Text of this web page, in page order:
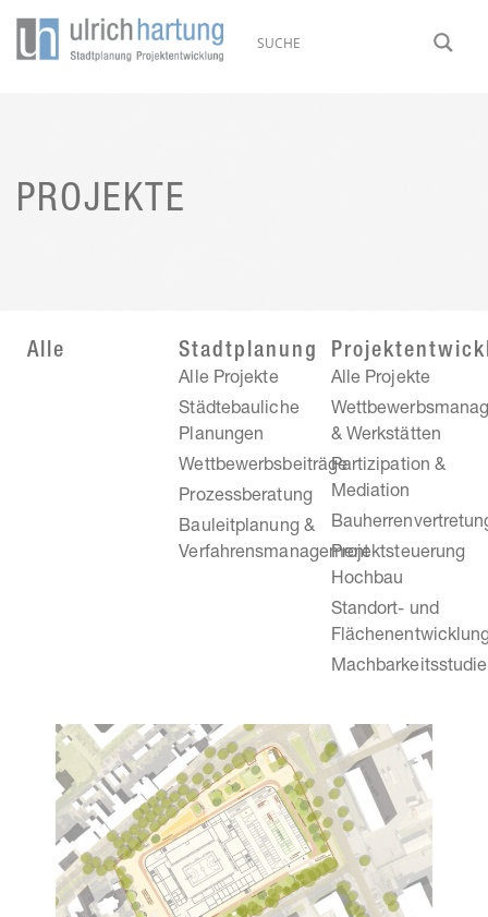
PROJEKTE
Alle Stadtplanung
Alle Projekte
Städtebauliche
Planungen
Wettbewerbsbeiträge
Prozessberatung
Bauleitplanung &
Verfahrensmanagement
Alle Projekte
& Werkstätten
Partizipation &
Mediation
Projektsteuerung
Hochbau
Standort- und